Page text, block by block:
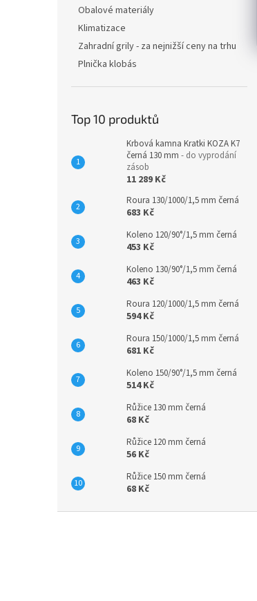
Obalové materiály
Klimatizace
Zahradní grily - za nejnižší ceny na trhu
Plnička klobás
Top 10 produktů
Krbová kamna Kratki KOZA K7
černá 130 mm - do vyprodání
zásob
11 289 Kč
Roura 130/1000/1,5 mm černá
683 Kč
Koleno 120/90°/1,5 mm černá
453 Kč
Koleno 130/90°/1,5 mm černá
463 Kč
Roura 120/1000/1,5 mm černá
594 Kč
Roura 150/1000/1,5 mm černá
681 Kč
Koleno 150/90°/1,5 mm černá
514 Kč
Růžice 130 mm černá
68 Kč
Růžice 120 mm černá
56 Kč
Růžice 150 mm černá
68 Kč